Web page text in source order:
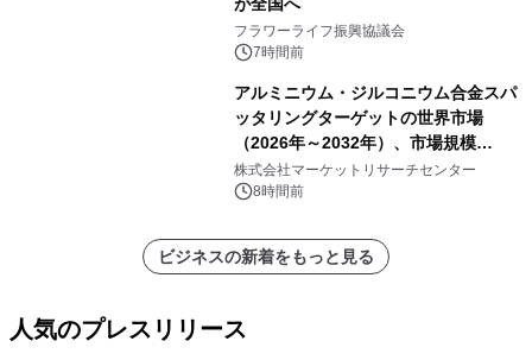
が全国へ
フラワーライフ振興協議会
7時間前
アルミニウム・ジルコニウム合金スパ
ッタリングターゲットの世界市場
（2026年～2032年）、市場規模
（0.995、0.999、その他）・分析レポ
ートを発表
株式会社マーケットリサーチセンター
8時間前
ビジネスの新着をもっと見る
人気のプレスリリース